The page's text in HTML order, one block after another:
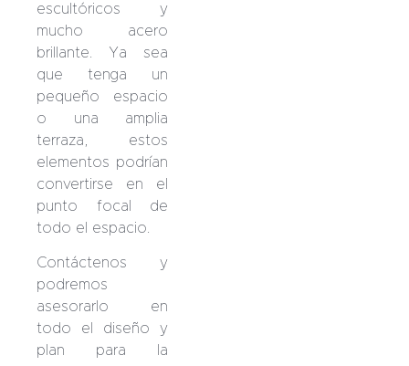
escultóricos y
mucho acero
brillante. Ya sea
que tenga un
pequeño espacio
o una amplia
terraza, estos
elementos podrían
convertirse en el
punto focal de
todo el espacio.
Contáctenos y
podremos
asesorarlo en
todo el diseño y
plan para la